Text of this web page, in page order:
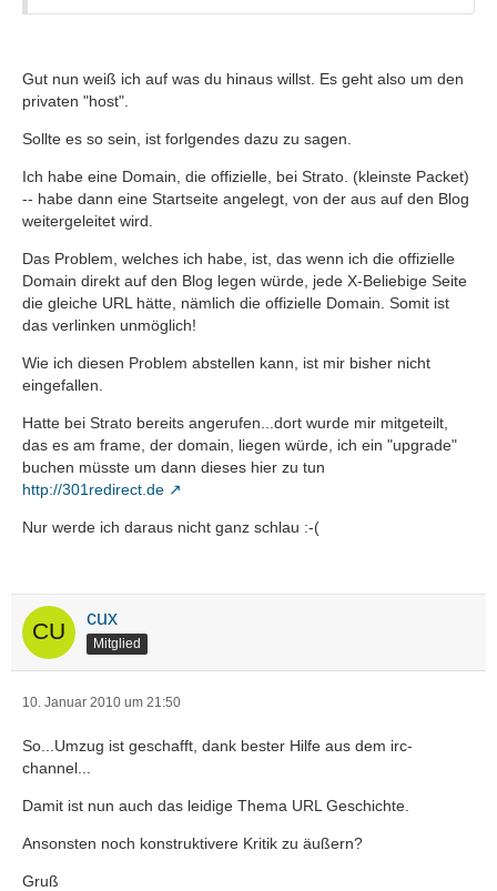
Gut nun weiß ich auf was du hinaus willst. Es geht also um den
privaten "host".
Sollte es so sein, ist forlgendes dazu zu sagen.
Ich habe eine Domain, die offizielle, bei Strato. (kleinste Packet)
-- habe dann eine Startseite angelegt, von der aus auf den Blog
weitergeleitet wird.
Das Problem, welches ich habe, ist, das wenn ich die offizielle
Domain direkt auf den Blog legen würde, jede X-Beliebige Seite
die gleiche URL hätte, nämlich die offizielle Domain. Somit ist
das verlinken unmöglich!
Wie ich diesen Problem abstellen kann, ist mir bisher nicht
eingefallen.
Hatte bei Strato bereits angerufen...dort wurde mir mitgeteilt,
das es am frame, der domain, liegen würde, ich ein "upgrade"
buchen müsste um dann dieses hier zu tun
http://301redirect.de
Nur werde ich daraus nicht ganz schlau :-(
cux
Mitglied
10. Januar 2010 um 21:50
So...Umzug ist geschafft, dank bester Hilfe aus dem irc-
channel...
Damit ist nun auch das leidige Thema URL Geschichte.
Ansonsten noch konstruktivere Kritik zu äußern?
Gruß